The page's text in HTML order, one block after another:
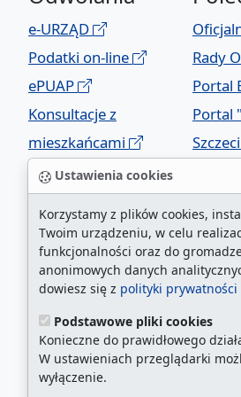
Ustawienia cookies
Korzystamy z plików cookies,
Twoim urządzeniu, w celu
funkcjonalności oraz do
anonimowych danych
dowiesz się z polityki prywatności
Podstawowe pliki cookies
Konieczne do prawidłowego
W ustawieniach przeglądarki
wyłączenie.
e-URZĄD
Podatki on-line
ePUAP
Konsultacje z
mieszkańcami
Geoportal
Rady
Portal
Portal